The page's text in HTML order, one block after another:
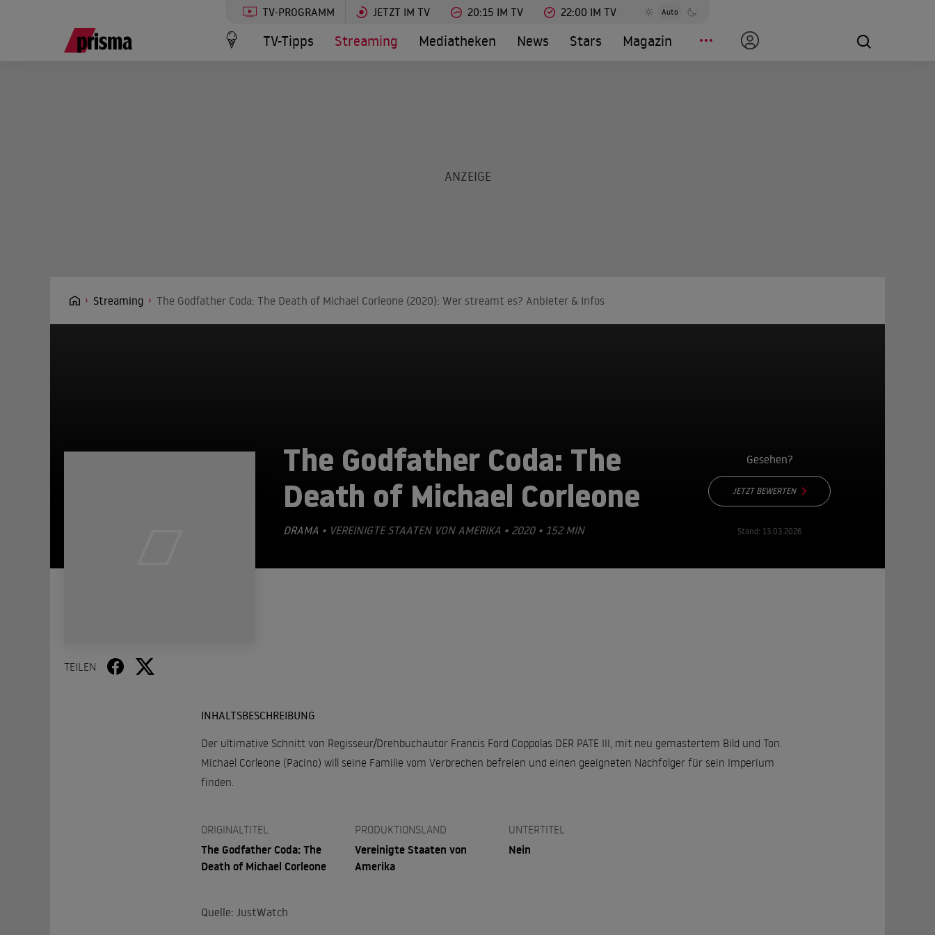
TV-PROGRAMM JETZT IM TV 20:15 IM TV 22:00 IM TV Auto
TV-Tipps Streaming Mediatheken News Stars Magazin
Streaming The Godfather Coda: The Death of Michael Corleone (2020): Wer streamt es? Anbieter & Infos
The Godfather Coda: The
Death of Michael Corleone
DRAMA • VEREINIGTE STAATEN VON AMERIKA • 2020 • 152 MIN
Gesehen?
JETZT BEWERTEN
Stand: 13.03.2026
TEILEN
INHALTSBESCHREIBUNG
Der ultimative Schnitt von Regisseur/Drehbuchautor Francis Ford Coppolas DER PATE III, mit neu gemastertem Bild und Ton.
Michael Corleone (Pacino) will seine Familie vom Verbrechen befreien und einen geeigneten Nachfolger für sein Imperium
finden.
ORIGINALTITEL
The Godfather Coda: The
Death of Michael Corleone
PRODUKTIONSLAND
Vereinigte Staaten von
Amerika
UNTERTITEL
Nein
Quelle: JustWatch